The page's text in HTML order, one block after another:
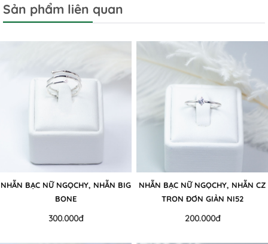
Sản phẩm liên quan
NHẪN BẠC NỮ NGỌCHY, NHẪN BIG
BONE
300.000đ
NHẪN BẠC NỮ NGỌCHY, NHẪN CZ
TRON ĐƠN GIẢN NI52
200.000đ